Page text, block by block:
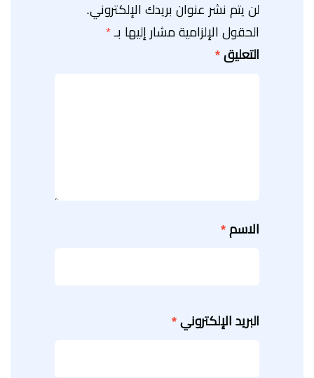
لن يتم نشر عنوان بريدك الإلكتروني.
الحقول الإلزامية مشار إليها بـ *
التعليق *
الاسم *
البريد الإلكتروني *